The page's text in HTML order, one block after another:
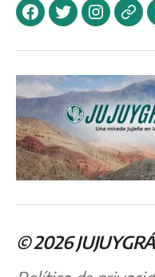
FacebookTwitterInstagram
© 2026